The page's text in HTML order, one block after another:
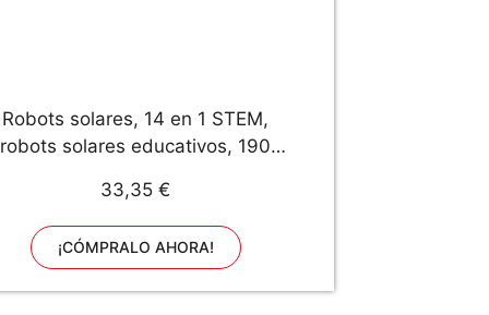
Robots solares, 14 en 1 STEM,
robots solares educativos, 190
kit de montaje robótico para
niños de 10 años + (kit 14 en 1)
33,35 €
¡CÓMPRALO AHORA!